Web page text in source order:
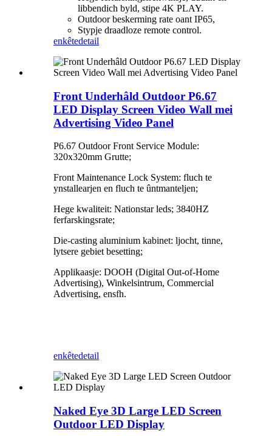
libbendich byld, stipe 4K PLAY.
Outdoor beskerming rate oant IP65,
Stypje draadloze remote control.
enkêtedetail
Front Underhâld Outdoor P6.67
LED Display Screen Video Wall mei
Advertising Video Panel
P6.67 Outdoor Front Service Module:
320x320mm Grutte;
Front Maintenance Lock System: fluch te
ynstallearjen en fluch te ûntmanteljen;
Hege kwaliteit: Nationstar leds; 3840HZ
ferfarskingsrate;
Die-casting aluminium kabinet: ljocht, tinne,
lytsere gebiet besetting;
Applikaasje: DOOH (Digital Out-of-Home
Advertising), Winkelsintrum, Commercial
Advertising, ensfh.
enkêtedetail
Naked Eye 3D Large LED Screen
Outdoor LED Display